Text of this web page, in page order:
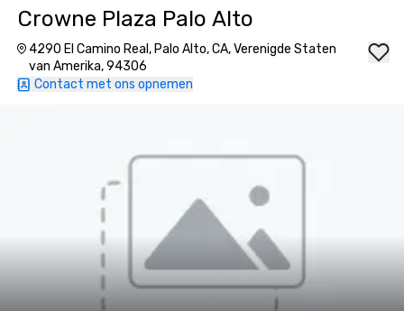
Crowne Plaza Palo Alto
4290 El Camino Real, Palo Alto, CA, Verenigde Staten
van Amerika, 94306
Contact met ons opnemen